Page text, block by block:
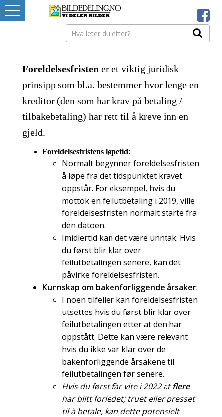
TINGRETTEN
PRISSETTING
GRATIS BILDER
Ditt Tannhjul
Foreldelsesfristen er et viktig juridisk
prinsipp som bl.a. bestemmer hvor lenge en
kreditor (den som har krav på betaling /
tilbakebetaling) har rett til å kreve inn en
gjeld.
Foreldelsesfristens løpetid:
Normalt begynner foreldelsesfristen
å løpe fra det tidspunktet kravet
oppstår. For eksempel, hvis du
mottok en feilutbetaling i 2019, ville
foreldelsesfristen normalt starte fra
den datoen.
Imidlertid kan det være unntak. Hvis
du først blir klar over
feilutbetalingen senere, kan det
påvirke foreldelsesfristen.
Kunnskap om bakenforliggende årsaker:
I noen tilfeller kan foreldelsesfristen
utsettes hvis du først blir klar over
feilutbetalingen etter at den har
oppstått. Dette kan være relevant
hvis du ikke var klar over de
bakenforliggende årsakene til
feilutbetalingen før senere.
Hvis du først får vite i 2022 atflere
har blitt forledet; truet eller presset
til å betale, kan dette potensielt
Logg inn
Mistet ditt passord?